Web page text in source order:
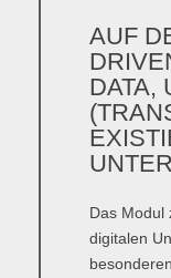
Industrie 4.0
Übersicht
Übersicht
Business Spotlight
AUF
DATA,
Das Modul
digitalen